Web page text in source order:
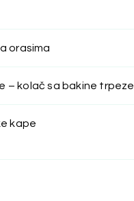
orasima
– kolač sa bakine trpeze
kape